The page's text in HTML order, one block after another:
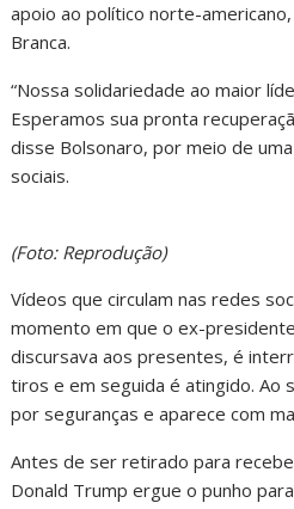
apoio ao político norte-
Branca.
“Nossa solidariedade ao maior
Esperamos sua pronta
disse Bolsonaro, por meio de
sociais.
(Foto: Reprodução)
Vídeos que circulam nas redes
momento em que o ex-
discursava aos presentes, é
tiros e em seguida é atingido. Ao
por seguranças e aparece com
Antes de ser retirado para
Donald Trump ergue o punho